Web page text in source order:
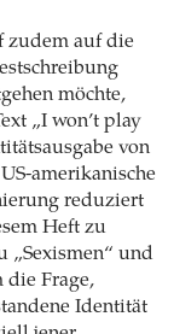
zudem auf die
möchte,
„I won’t play
von
amerikanische
reduziert
Heft zu
„Sexismen“ und
die Frage,
Identität